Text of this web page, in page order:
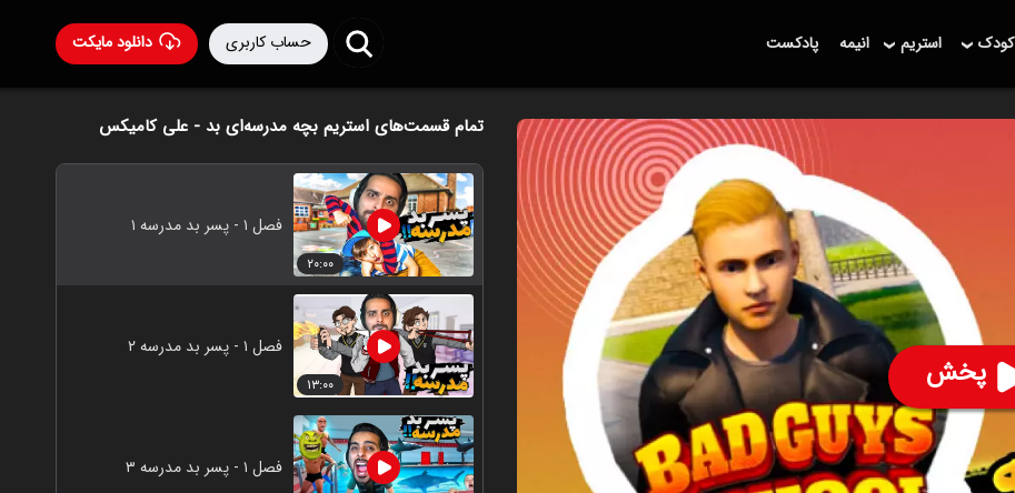
دانلود مایکت حساب کاربری کودک استریم انیمه پادکست
پخش
تمام قسمت‌های استریم بچه مدرسه‌ای بد - علی کامیکس
۲۰:۰۰
فصل ۱ - پسر بد مدرسه ۱
۱۳:۰۰
فصل ۱ - پسر بد مدرسه ۲
فصل ۱ - پسر بد مدرسه ۳